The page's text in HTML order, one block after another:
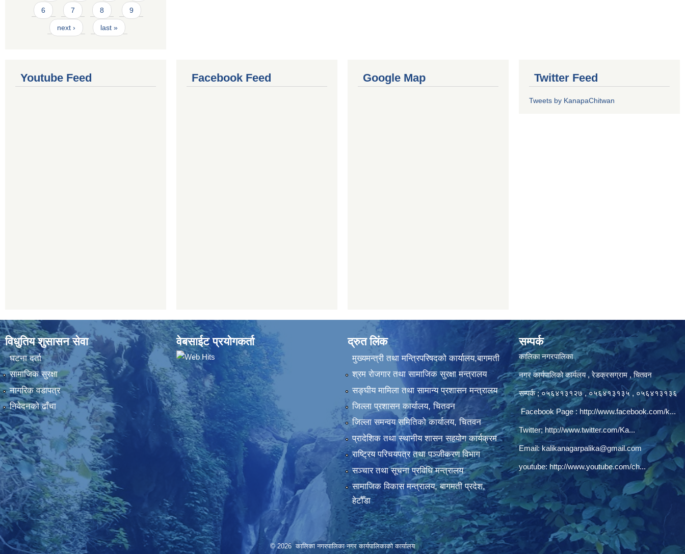
6 7 8 9
next › last »
Youtube Feed Facebook Feed Google Map Twitter Feed
Tweets by KanapaChitwan
विधुतिय शुसासन सेवा
घटना दर्ता
सामाजिक सुरक्षा
नागरिक वडापत्र
निवेदनकाे ढाँचा
वेबसाईट प्रयोगकर्ता द्रुत लिंक
मुख्यमन्त्री तथा मन्त्रिपरिषदको कार्यालय,बागमती
श्रम रोजगार तथा सामाजिक सुरक्षा मन्त्रालय
सङ्‍घीय मामिला तथा सामान्य प्रशासन मन्त्रालय
जिल्ला प्रशासन कार्यालय, चितवन
जिल्ला समन्वय समितिको कार्यालय, चितवन
प्रादेशिक तथा स्थानीय शासन सहयोग कार्यक्रम
राष्ट्रिय परिचयपत्र तथा पञ्‍जीकरण विभाग
सञ्‍चार तथा सूचना प्रविधि मन्त्रालय
सामाजिक विकास मन्त्रालय, बागमती प्रदेश,
हेटौँडा
सम्पर्क
कालिका नगरपालिका
नगर कार्यपालिकाे कार्यलय‍ , रेडक्रसग्राम , चितवन
सम्पर्क ; ०५६४१३१२७ , ०५६४१३१३५ , ०५६४१३१३६
Facebook Page : http://www.facebook.com/k...
Twitter; http://www.twitter.com/Ka...
Email:kalikanagarpalika@gmail.com
youtube: http://www.youtube.com/ch...
© 2026 कालिका नगरपालिका नगर कार्यपालिकाकाे कार्यालय